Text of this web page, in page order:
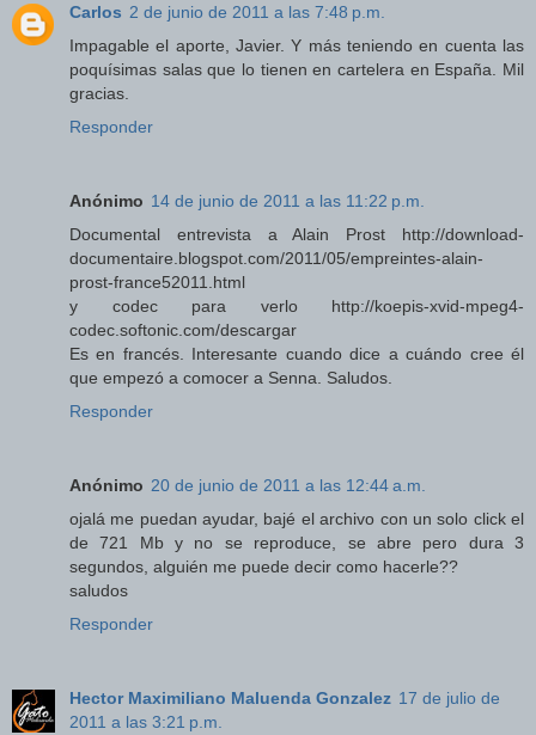
Carlos 2 de junio de 2011 a las 7:48 p.m.
Impagable el aporte, Javier. Y más teniendo en cuenta las
poquísimas salas que lo tienen en cartelera en España. Mil
gracias.
Responder
Anónimo 14 de junio de 2011 a las 11:22 p.m.
Documental entrevista a Alain Prost http://download-
documentaire.blogspot.com/2011/05/empreintes-alain-
prost-france52011.html
y codec para verlo http://koepis-xvid-mpeg4-
codec.softonic.com/descargar
Es en francés. Interesante cuando dice a cuándo cree él
que empezó a comocer a Senna. Saludos.
Responder
Anónimo 20 de junio de 2011 a las 12:44 a.m.
ojalá me puedan ayudar, bajé el archivo con un solo click el
de 721 Mb y no se reproduce, se abre pero dura 3
segundos, alguién me puede decir como hacerle??
saludos
Responder
Hector Maximiliano Maluenda Gonzalez 17 de julio de
2011 a las 3:21 p.m.